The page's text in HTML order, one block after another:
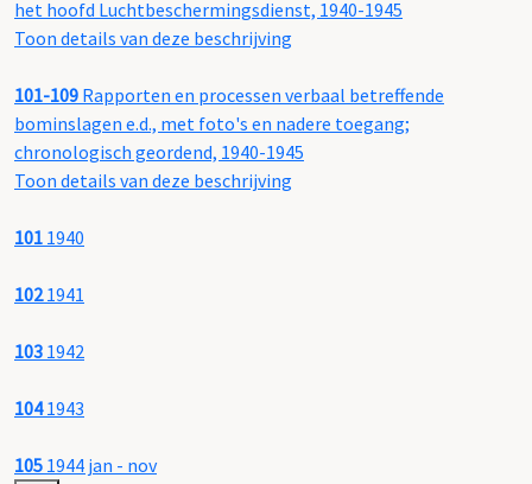
het hoofd Luchtbeschermingsdienst, 1940-1945
Toon details van deze beschrijving
101-109 Rapporten en processen verbaal betreffende
bominslagen e.d., met foto's en nadere toegang;
chronologisch geordend, 1940-1945
Toon details van deze beschrijving
101 1940
1021941
103 1942
1041943
105 1944 jan - nov